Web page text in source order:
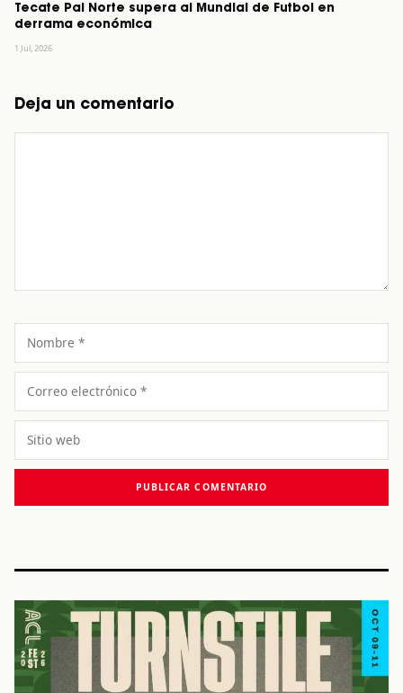
Tecate Pal Norte supera al Mundial de Futbol en
derrama económica
1 Jul, 2026
Deja un comentario
Comentario
Nombre
Correo
electrónico
Sitio
web